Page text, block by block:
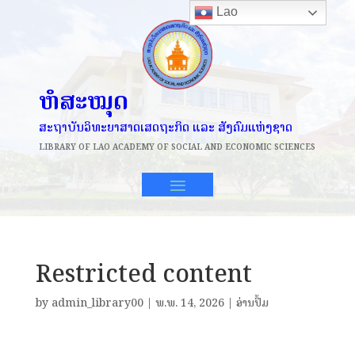
ຫໍສະໝຸດ
ສະຖາບັນວິທະຍາສາດເສດຖະກິດ ແລະ ສັງຄົມແຫ່ງຊາດ
LIBRARY OF LAO ACADEMY OF SOCIAL AND ECONOMIC SCIENCES
Restricted content
by admin_library00| ພ.ພ. 14, 2026| ອ່ານປຶ້ມ
Lao